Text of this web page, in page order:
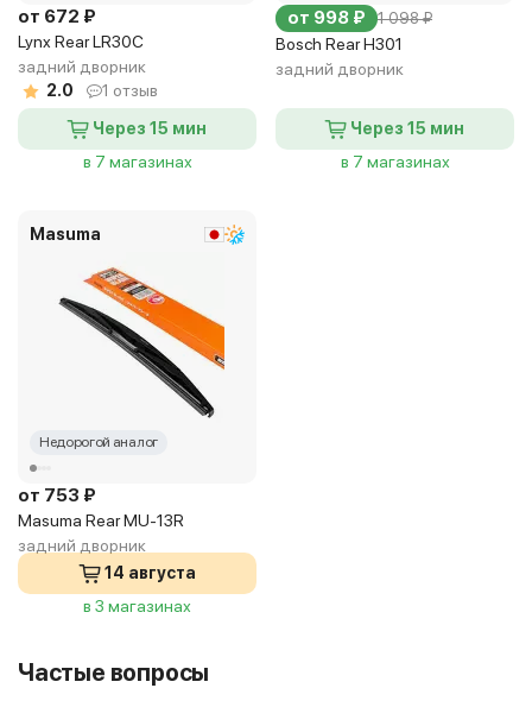
от 672 ₽
Lynx Rear LR30C
задний дворник
2.0
1 отзыв
Через 15 мин
в 7 магазинах
от 998 ₽ 1 098 ₽
Bosch Rear H301
задний дворник
Через 15 мин
в 7 магазинах
Masuma
Недорогой аналог
от 753 ₽
Masuma Rear MU-13R
задний дворник
14 августа
в 3 магазинах
Частые вопросы